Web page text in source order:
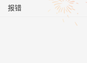
报错